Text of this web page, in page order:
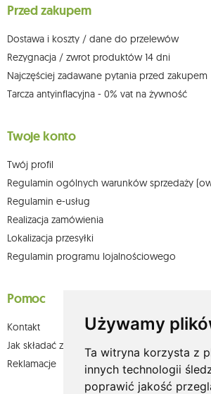
Używamy
Ta witryna korzysta z
innych technologii
poprawić jakość
którego dokonano na podstawie zgody przed jej
możesz kontaktować się z działem obsługi klienta
Więcej informacji: www.mouton.pl/ODO
Przed zakupem
Dostawa i koszty / dane do przelewów
Rezygnacja / zwrot produktów 14 dni
Najczęściej zadawane pytania przed zakupem
Tarcza antyinflacyjna - 0% vat na żywność
Twoje konto
Twój profil
Regulamin ogólnych warunków sprzedaży
Regulamin e-usług
Realizacja zamówienia
Lokalizacja przesyłki
Regulamin programu lojalnościowego
Pomoc
Kontakt
Jak składać zamówienia w sklepie olium.pl?
Reklamacje